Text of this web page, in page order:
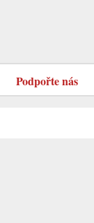
Podpořte nás